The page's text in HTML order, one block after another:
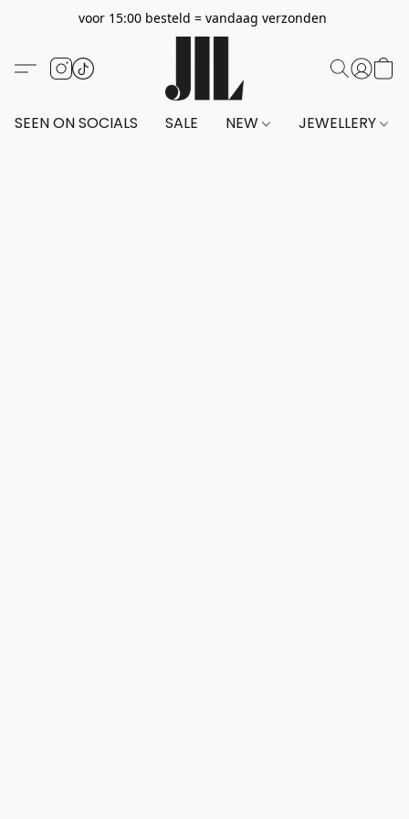
voor 15:00 besteld = vandaag verzonden
SEEN ON SOCIALS SALE NEW JEWELLERY